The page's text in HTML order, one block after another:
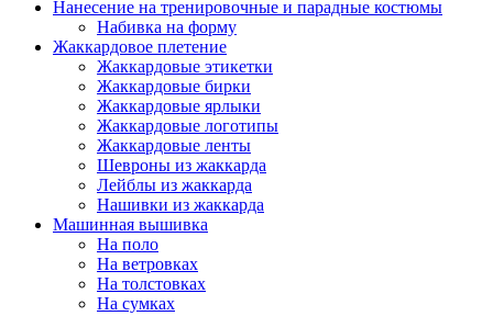
Нанесение на тренировочные и парадные костюмы
Набивка на форму
Жаккардовое плетение
Жаккардовые этикетки
Жаккардовые бирки
Жаккардовые ярлыки
Жаккардовые логотипы
Жаккардовые ленты
Шевроны из жаккарда
Лейблы из жаккарда
Нашивки из жаккарда
Машинная вышивка
На поло
На ветровках
На толстовках
На сумках